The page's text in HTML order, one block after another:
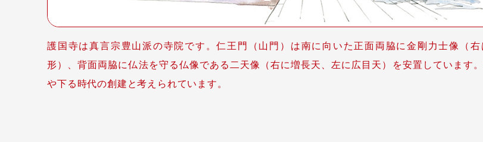
護国寺は真言宗豊山派の寺院です。仁王門（山門）は南に向いた正面両脇に金剛力士像（
形）、背面両脇に仏法を守る仏像である二天像（右に増長天、左に広目天）を安置しています
や下る時代の創建と考えられています。